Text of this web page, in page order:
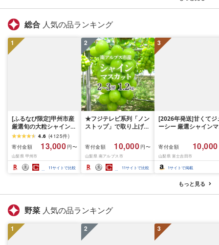
グ
総合 人気の品ランキング
1
[ふるなび限定]甲州市産
厳選旬の大粒シャインマ
スカット 約1.3kg 2〜3
房[2026年発送]
(MG)B12-472 FN-
Limited-VO シャインマ
スカット フルーツ
4.6 (4125件)
寄付金額
13,000 円〜
山梨県 甲州市
11サイトで比較
2
★フジテレビ系列「ノン
ストップ」で取り上げら
先行予約]南アルプス市
産シャインマスカット
1.2kg以上(2〜3房)ふる
さと納税 おすすめ 山梨
県 南アルプス市 送料無
寄付金額 10,000 円〜
山梨県 南アルプス市
11サイトで比較
3
[2026年発送]甘くてジ
ーシー 厳選シャインマ
月前半(1〜15日)から
月下旬までの発送) フ
ーツ ぶどう 果物 山梨
産 2026 旬 大粒 高級
寄付金額 10,000
山梨県 富士吉田市
1サイトで掲載
もっと見る
野菜 人気の品ランキング
1 2 3